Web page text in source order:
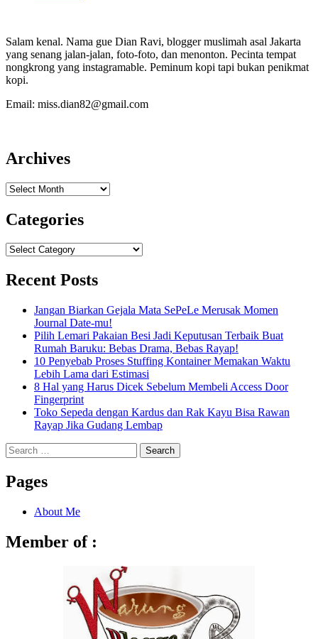
Salam kenal. Nama gue Dian Ravi, blogger muslimah asal Jakarta
yang senang jalan-jalan, foto-foto, dan menonton. Pecinta tempat
nongkrong yang instagramable. Peminum kopi tapi bukan penikmat
kopi.
Email: miss.dian82@gmail.com
Archives
Archives
Categories
Categories
Recent Posts
Jangan Biarkan Gejala Mata SePeLe Merusak Momen
Journal Date-mu!
Pilih Lemari Pakaian Besi Jadi Keputusan Terbaik Buat
Rumah Baruku: Bebas Drama, Bebas Rayap!
10 Penyebab Proses Stuffing Kontainer Memakan Waktu
Lebih Lama dari Estimasi
8 Hal yang Harus Dicek Sebelum Membeli Access Door
Fingerprint
Toko Sepeda dengan Kardus dan Rak Kayu Bisa Rawan
Rayap Jika Gudang Lembap
Search
for:
Pages
About Me
Member of :